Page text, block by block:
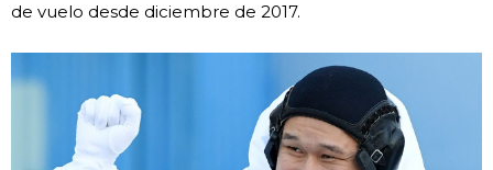
de vuelo desde diciembre de 2017.